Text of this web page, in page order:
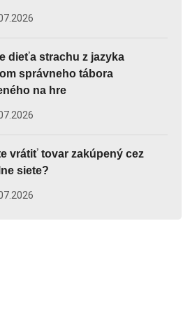
dieťa strachu z jazyka
správneho tábora
na hre
vrátiť tovar zakúpený cez
siete?